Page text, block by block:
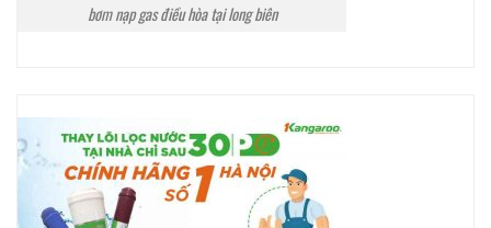
bơm nạp gas điều hòa tại long biên